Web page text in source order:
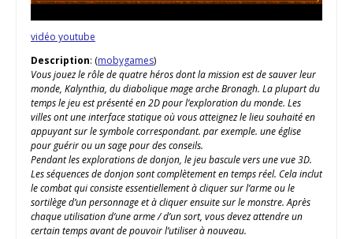
vidéo youtube
Description: (mobygames)
Vous jouez le rôle de quatre héros dont la mission est de sauver leur
monde, Kalynthia, du diabolique mage arche Bronagh. La plupart du
temps le jeu est présenté en 2D pour l’exploration du monde. Les
villes ont une interface statique où vous atteignez le lieu souhaité en
appuyant sur le symbole correspondant. par exemple. une église
pour guérir ou un sage pour des conseils.
Pendant les explorations de donjon, le jeu bascule vers une vue 3D.
Les séquences de donjon sont complètement en temps réel. Cela inclut
le combat qui consiste essentiellement à cliquer sur l’arme ou le
sortilège d’un personnage et à cliquer ensuite sur le monstre. Après
chaque utilisation d’une arme / d’un sort, vous devez attendre un
certain temps avant de pouvoir l’utiliser à nouveau.